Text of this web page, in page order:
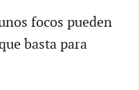
focos pueden
basta para